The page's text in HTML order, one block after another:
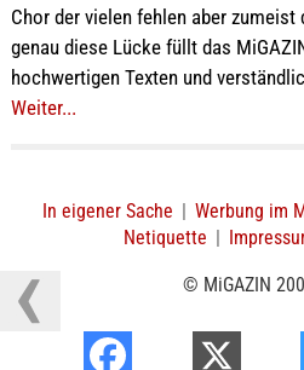
Chor der vielen fehlen aber zumeist
genau diese Lücke füllt das
hochwertigen Texten und
Weiter...
In eigener Sache | Werbung im
Netiquette |
© MiGAZIN